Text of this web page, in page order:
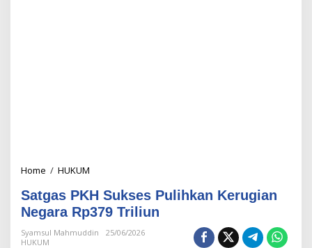
Home / HUKUM
t
g
a
s
Satgas PKH Sukses Pulihkan Kerugian
Negara Rp379 Triliun
Syamsul Mahmuddin
25/06/2026
HUKUM